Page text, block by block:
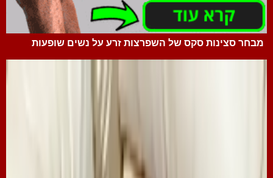
מבחר סצינות סקס של השפרצות זרע על נשים שופעות